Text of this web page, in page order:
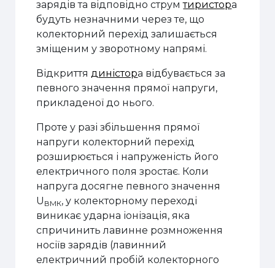
зарядів та відповідно струмтиристора
будуть незначними через те, що
колекторний перехід залишається
зміщеним у зворотному напрямі.
Відкриттядиністора відбувається за
певного значення прямої напруги,
прикладеної до нього.
Проте у разі збільшення прямої
напруги колекторний перехід
розширюється і напруженість його
електричного поля зростає. Коли
напруга досягне певного значення
U ВМК, у колекторному переході
виникає ударна іонізація, яка
спричинить лавинне розмноження
носіїв зарядів (лавинний
електричний пробій колекторного